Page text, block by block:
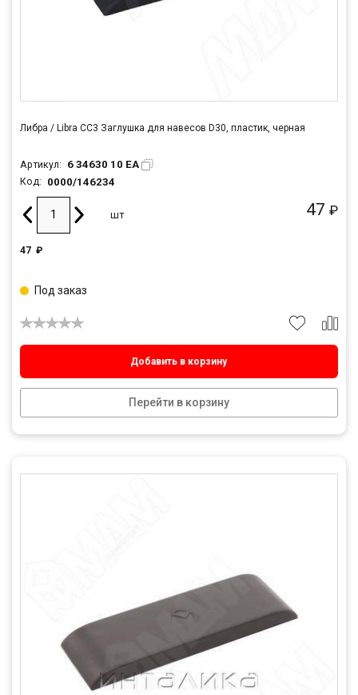
Либра / Libra CC3 Заглушка для навесов D30, пластик, черная
Артикул: 6 34630 10 EA
Код: 0000/146234
47 ₽
шт
47 ₽
Добавить в корзину
Перейти в корзину
Под заказ